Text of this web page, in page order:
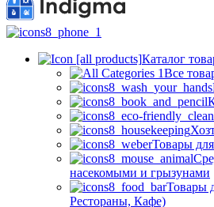
Каталог
Все
Товары
насекомыми и грызунами
Товары
Рестораны, Кафе)